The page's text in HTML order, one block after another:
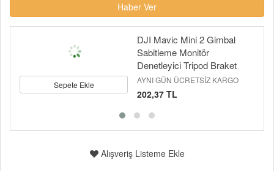
Haber Ver
Sepete Ekle
DJI Mavic Mini 2 Gimbal
Sabitleme Monitör
Denetleyici Tripod Braket
AYNI GÜN ÜCRETSİZ KARGO
202,37 TL
Alışveriş Listeme Ekle